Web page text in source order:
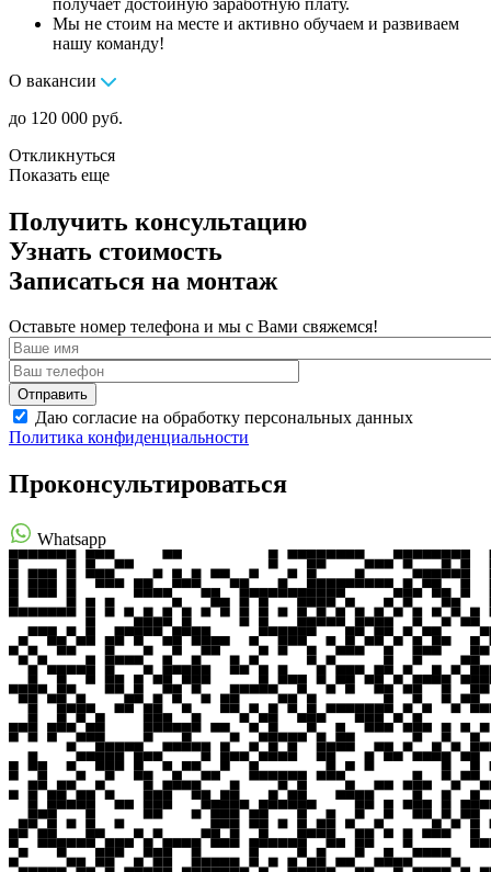
Мы не стоим на месте и активно обучаем и развиваем
нашу команду!
О вакансии
до 120 000 руб.
Откликнуться
Показать еще
Получить консультацию
Узнать стоимость
Записаться на монтаж
Оставьте номер телефона и мы с Вами свяжемся!
Даю согласие на обработку персональных данных
Политика конфиденциальности
Проконсультироваться
Whatsapp